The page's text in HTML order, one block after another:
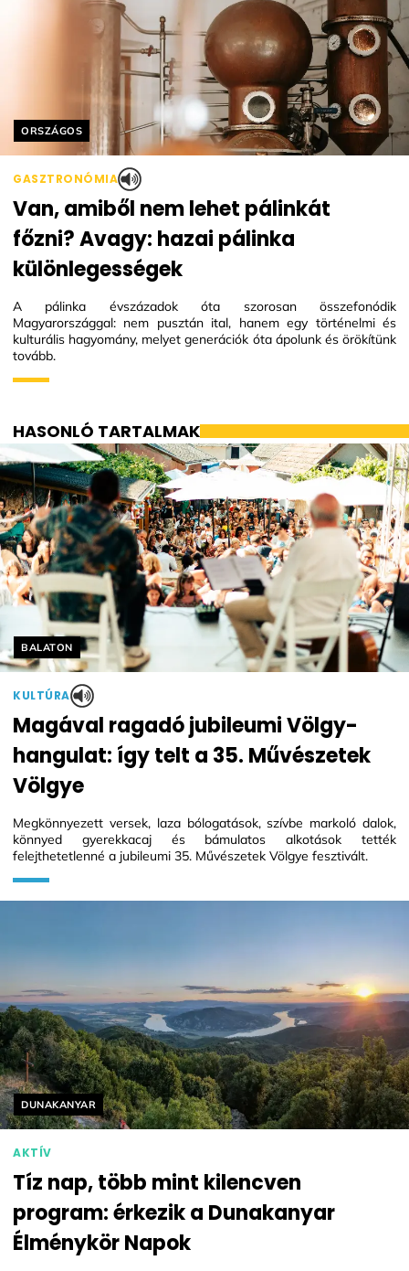
Helyszín címkék:
ORSZÁGOS
GASZTRONÓMIA
Van, amiből nem lehet pálinkát
főzni? Avagy: hazai pálinka
különlegességek
A pálinka évszázadok óta szorosan összefonódik
Magyarországgal: nem pusztán ital, hanem egy történelmi és
kulturális hagyomány, melyet generációk óta ápolunk és örökítünk
tovább.
HASONLÓ TARTALMAK
Helyszín címkék:
BALATON
KULTÚRA
Magával ragadó jubileumi Völgy-
hangulat: így telt a 35. Művészetek
Völgye
Megkönnyezett versek, laza bólogatások, szívbe markoló dalok,
könnyed gyerekkacaj és bámulatos alkotások tették
felejthetetlenné a jubileumi 35. Művészetek Völgye fesztivált.
Helyszín címkék:
DUNAKANYAR
AKTÍV
Tíz nap, több mint kilencven
program: érkezik a Dunakanyar
Élménykör Napok